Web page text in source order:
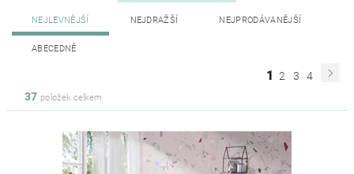
NEJLEVNĚJŠÍ NEJDRAŽŠÍ NEJPRODÁVANĚJŠÍ
ABECEDNĚ
1 2 3
4
37 položek celkem